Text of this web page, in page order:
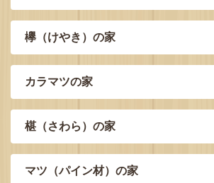
欅（けやき）の家
カラマツの家
椹（さわら）の家
マツ（パイン材）の家